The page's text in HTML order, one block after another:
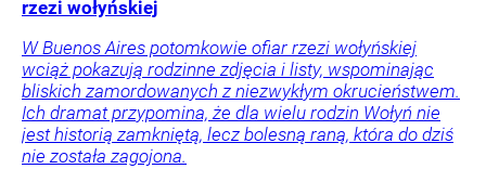
rzezi wołyńskiej
W Buenos Aires potomkowie ofiar rzezi wołyńskiej
wciąż pokazują rodzinne zdjęcia i listy, wspominając
bliskich zamordowanych z niezwykłym okrucieństwem.
Ich dramat przypomina, że dla wielu rodzin Wołyń nie
jest historią zamkniętą, lecz bolesną raną, która do dziś
nie została zagojona.